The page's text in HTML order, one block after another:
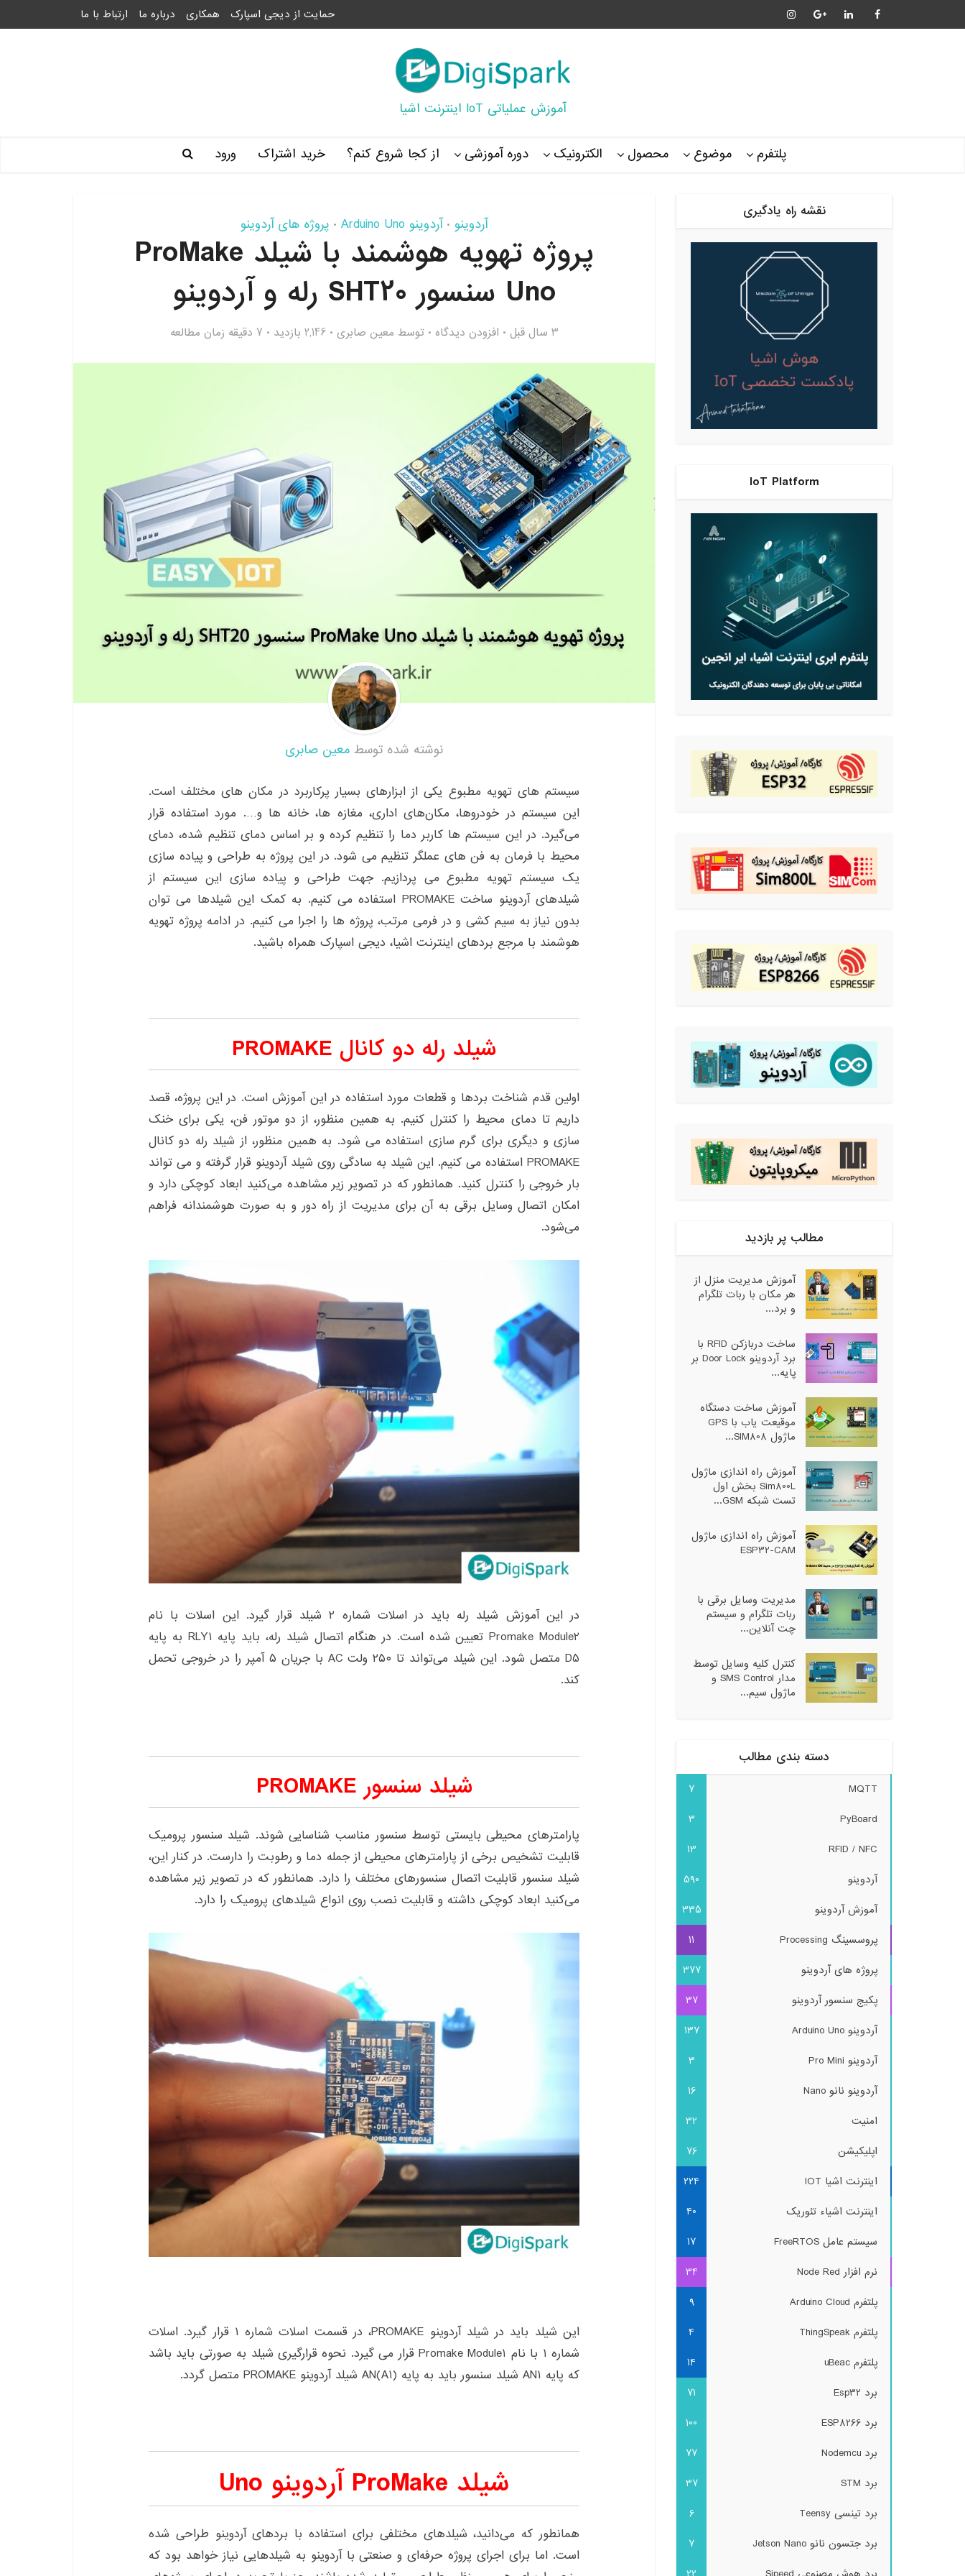
حمایت از دیجی اسپارک همکاری درباره ما ارتباط با ما
آموزش عملیاتی IoT اینترنت اشیا
پلتفرم موضوع محصول الکترونیک دوره آموزشی از کجا شروع کنم؟ خرید اشتراک ورود
آردوینو • آردوینو Arduino Uno • پروژه های آردوینو
پروژه تهویه هوشمند با شیلد ProMake
Uno سنسور SHT20 رله و آردوینو
3 سال قبل افزودن دیدگاه توسط معین صابری 2,146 بازدید 7 دقیقه زمان مطالعه
نوشته شده توسط معین صابری
سیستم های تهویه مطبوع یکی از ابزارهای بسیار پرکاربرد در مکان های مختلف است.
این سیستم در خودروها، مکان‌های اداری، مغازه ها، خانه ها و…. مورد استفاده قرار
می‌گیرد. در این سیستم ها کاربر دما را تنظیم کرده و بر اساس دمای تنظیم شده، دمای
محیط با فرمان به فن های عملگر تنظیم می شود. در این پروژه به طراحی و پیاده سازی
یک سیستم تهویه مطبوع می پردازیم. جهت طراحی و پیاده سازی این سیستم از
شیلدهای آردوینو ساخت PROMAKE استفاده می کنیم. به کمک این شیلدها می توان
بدون نیاز به سیم کشی و در فرمی مرتب، پروژه ها را اجرا می کنیم. در ادامه پروژه تهویه
هوشمند با مرجع بردهای اینترنت اشیا، دیجی اسپارک همراه باشید.
شیلد رله دو کانال PROMAKE
اولین قدم شناخت بردها و قطعات مورد استفاده در این آموزش است. در این پروژه، قصد
داریم تا دمای محیط را کنترل کنیم. به همین منظور، از دو موتور فن، یکی برای خنک
سازی و دیگری برای گرم سازی استفاده می شود. به همین منظور، از شیلد رله دو کانال
PROMAKE استفاده می کنیم. این شیلد به سادگی روی شیلد آردوینو قرار گرفته و می تواند
بار خروجی را کنترل کنید. همانطور که در تصویر زیر مشاهده می‌کنید ابعاد کوچکی دارد و
امکان اتصال وسایل برقی به آن برای مدیریت از راه دور و به صورت هوشمندانه فراهم
می‌شود.
در این آموزش شیلد رله باید در اسلات شماره ۲ شیلد قرار گیرد. این اسلات با نام
Promake Module2 تعیین شده است. در هنگام اتصال شیلد رله، باید پایه RLY1 به پایه
D5 متصل شود. این شیلد می‌تواند تا ۲۵۰ ولت AC با جریان ۵ آمپر را در خروجی تحمل
کند.
شیلد سنسور PROMAKE
پارامترهای محیطی بایستی توسط سنسور مناسب شناسایی شوند. شیلد سنسور پرومیک
قابلیت تشخیص برخی از پارامترهای محیطی از جمله دما و رطوبت را دارست. در کنار این،
شیلد سنسور قابلیت اتصال سنسورهای مختلف را دارد. همانطور که در تصویر زیر مشاهده
می‌کنید ابعاد کوچکی داشته و قابلیت نصب روی انواع شیلدهای پرومیک را دارد.
این شیلد باید در شیلد آردوینو PROMAKE، در قسمت اسلات شماره ۱ قرار گیرد. اسلات
شماره ۱ با نام Promake Module1 قرار می گیرد. نحوه قرارگیری شیلد به صورتی باید باشد
که پایه AN1 شیلد سنسور باید به پایه AN(A1) شیلد آردوینو PROMAKE متصل گردد.
شیلد ProMake آردوینو Uno
همانطور که می‌دانید، شیلدهای مختلفی برای استفاده با بردهای آردوینو طراحی شده
است. اما برای اجرای پروژه حرفه‌ای و صنعتی با آردوینو به شیلدهایی نیاز خواهد بود که
نقشه راه یادگیری
IoT Platform
مطالب پر بازدید
آموزش مدیریت منزل از
هر مکان با ربات تلگرام
و برد...
ساخت دربازکن RFID با
برد آردوینو Door Lock بر
پایه...
آموزش ساخت دستگاه
موقیعت یاب با GPS
ماژول SIM808...
آموزش راه اندازی ماژول
Sim800L بخش اول
تست شبکه GSM...
آموزش راه اندازی ماژول
ESP32-CAM
مدیریت وسایل برقی با
ربات تلگرام و سیستم
چت آنلاین...
کنترل کلیه وسایل توسط
مدار SMS Control و
ماژول سیم...
دسته بندی مطالب
MQTT
7
PyBoard
3
RFID / NFC
13
آردوینو
590
آموزش آردوینو
335
پروسسینگ Processing
11
پروژه های آردوینو
377
پکیج سنسور آردوینو
37
آردوینو Arduino Uno
137
آردوینو Pro Mini
3
آردوینو نانو Nano
16
امنیت
32
اپلیکیشن
76
اینترنت اشیا IOT
224
اینترنت اشیاء تئوریک
40
سیستم عامل FreeRTOS
17
نرم افزار Node Red
34
پلتفرم Arduino Cloud
9
پلتفرم ThingSpeak
4
پلتفرم uBeac
14
برد Esp32
71
برد ESP8266
100
برد Nodemcu
77
برد STM
37
برد تینسی Teensy
6
برد جتسون نانو Jetson Nano
7